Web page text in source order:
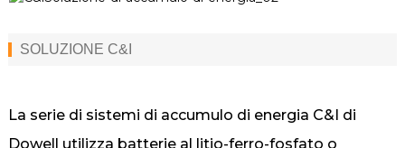
SOLUZIONE C&I
La serie di sistemi di accumulo di energia C&I di
Dowell utilizza batterie al litio-ferro-fosfato o